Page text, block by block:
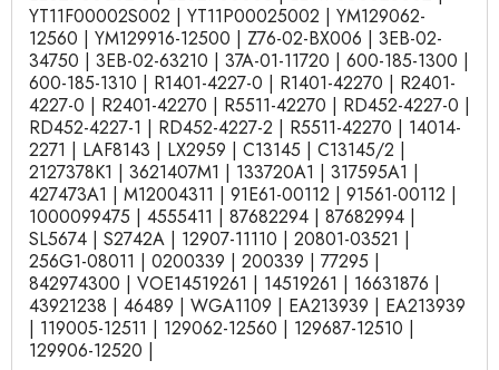
YT11F00002S002 | YT11P00025002 | YM129062-
12560 | YM129916-12500 | Z76-02-BX006 | 3EB-02-
34750 | 3EB-02-63210 | 37A-01-11720 | 600-185-1300 |
600-185-1310 | R1401-4227-0 | R1401-42270 | R2401-
4227-0 | R2401-42270 | R5511-42270 | RD452-4227-0 |
RD452-4227-1 | RD452-4227-2 | R5511-42270 | 14014-
2271 | LAF8143 | LX2959 | C13145 | C13145/2 |
2127378K1 | 3621407M1 | 133720A1 | 317595A1 |
427473A1 | M12004311 | 91E61-00112 | 91561-00112 |
1000099475 | 4555411 | 87682294 | 87682994 |
SL5674 | S2742A | 12907-11110 | 20801-03521 |
256G1-08011 | 0200339 | 200339 | 77295 |
842974300 | VOE14519261 | 14519261 | 16631876 |
43921238 | 46489 | WGA1109 | EA213939 | EA213939
| 119005-12511 | 129062-12560 | 129687-12510 |
129906-12520 |